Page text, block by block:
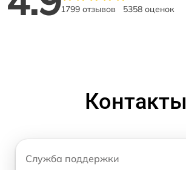
1799 отзывов 5358 оценок
Контакты
Служба поддержки